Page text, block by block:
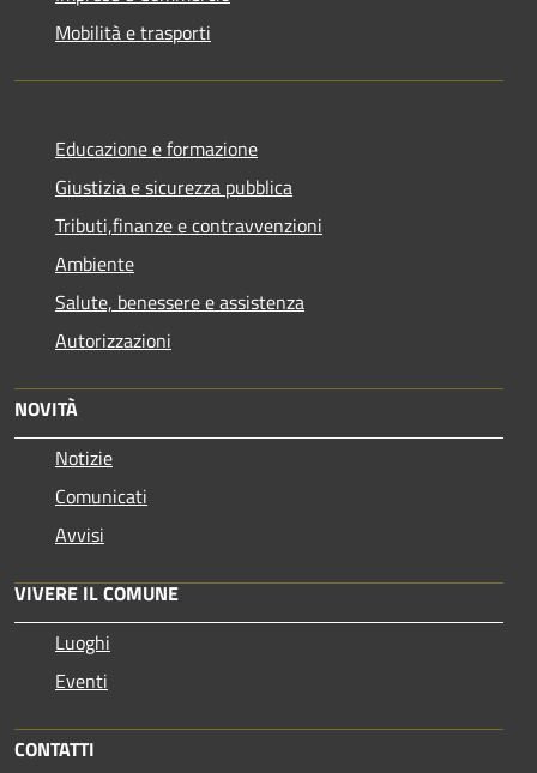
Mobilità e trasporti
Educazione e formazione
Giustizia e sicurezza pubblica
Tributi,finanze e contravvenzioni
Ambiente
Salute, benessere e assistenza
Autorizzazioni
NOVITÀ
Notizie
Comunicati
Avvisi
VIVERE IL COMUNE
Luoghi
Eventi
CONTATTI